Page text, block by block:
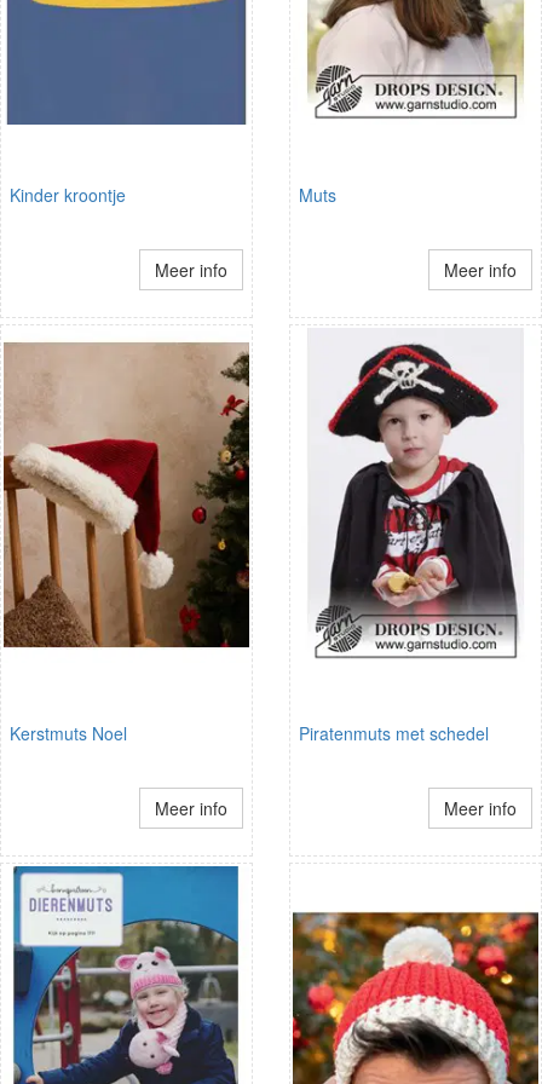
Kinder kroontje
Meer info
Muts
Meer info
Kerstmuts Noel
Meer info
Piratenmuts met schedel
Meer info